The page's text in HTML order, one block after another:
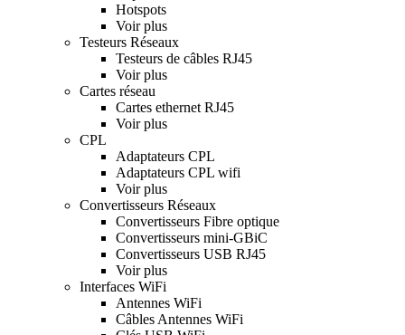
Hotspots
Voir plus
Testeurs Réseaux
Testeurs de câbles RJ45
Voir plus
Cartes réseau
Cartes ethernet RJ45
Voir plus
CPL
Adaptateurs CPL
Adaptateurs CPL wifi
Voir plus
Convertisseurs Réseaux
Convertisseurs Fibre optique
Convertisseurs mini-GBiC
Convertisseurs USB RJ45
Voir plus
Interfaces WiFi
Antennes WiFi
Câbles Antennes WiFi